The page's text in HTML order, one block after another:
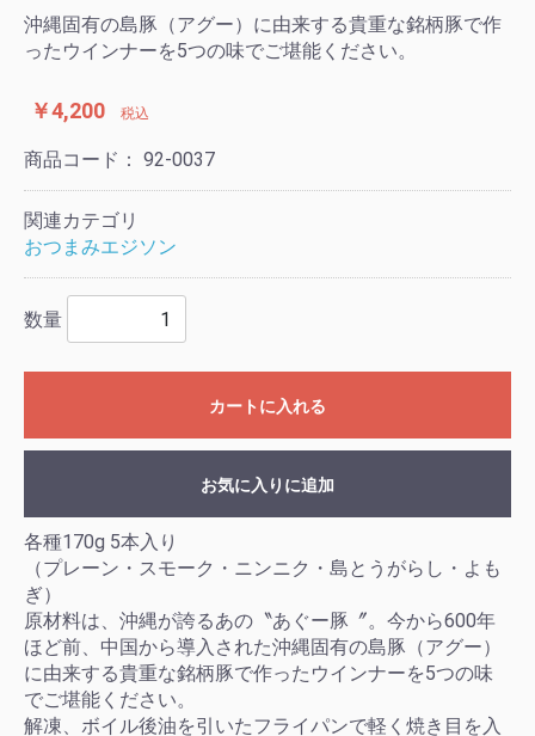
沖縄固有の島豚（アグー）に由来する貴重な銘柄豚で作
ったウインナーを5つの味でご堪能ください。
￥4,200 税込
商品コード： 92-0037
関連カテゴリ
おつまみエジソン
数量
カートに入れる
お気に入りに追加
各種170g 5本入り
（プレーン・スモーク・ニンニク・島とうがらし・よも
ぎ）
原材料は、沖縄が誇るあの〝あぐー豚〞。今から600年
ほど前、中国から導入された沖縄固有の島豚（アグー）
に由来する貴重な銘柄豚で作ったウインナーを5つの味
でご堪能ください。
解凍、ボイル後油を引いたフライパンで軽く焼き目を入